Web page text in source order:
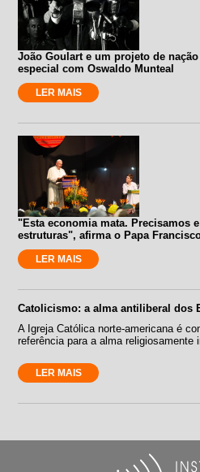
João Goulart e um projeto de
especial com Oswaldo Munteal
LER MAIS
"Esta economia mata. Precisamos
estruturas", afirma o Papa
LER MAIS
Catolicismo: a alma antiliberal dos
A Igreja Católica norte-americana é
referência para a alma religiosamente
LER MAIS